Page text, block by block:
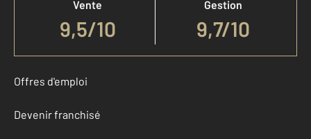
Vente
9,5/10
Gestion
9,7/10
Offres d'emploi
Devenir franchisé